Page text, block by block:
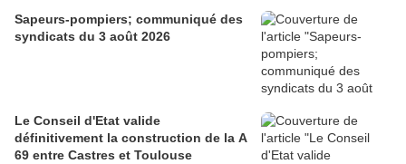
Sapeurs-pompiers; communiqué des
syndicats du 3 août 2026
Le Conseil d'Etat valide
définitivement la construction de la A
69 entre Castres et Toulouse